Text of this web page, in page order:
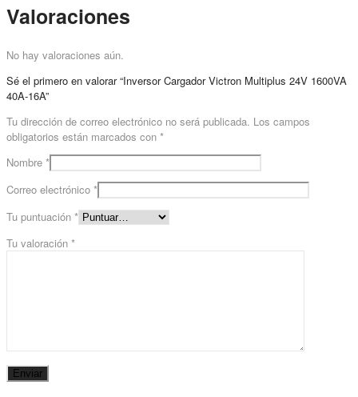
Valoraciones
No hay valoraciones aún.
Sé el primero en valorar “Inversor Cargador Victron Multiplus 24V 1600VA
40A-16A”
Tu dirección de correo electrónico no será publicada. Los campos
obligatorios están marcados con *
Nombre *
Correo electrónico *
Tu puntuación *
Tu valoración *